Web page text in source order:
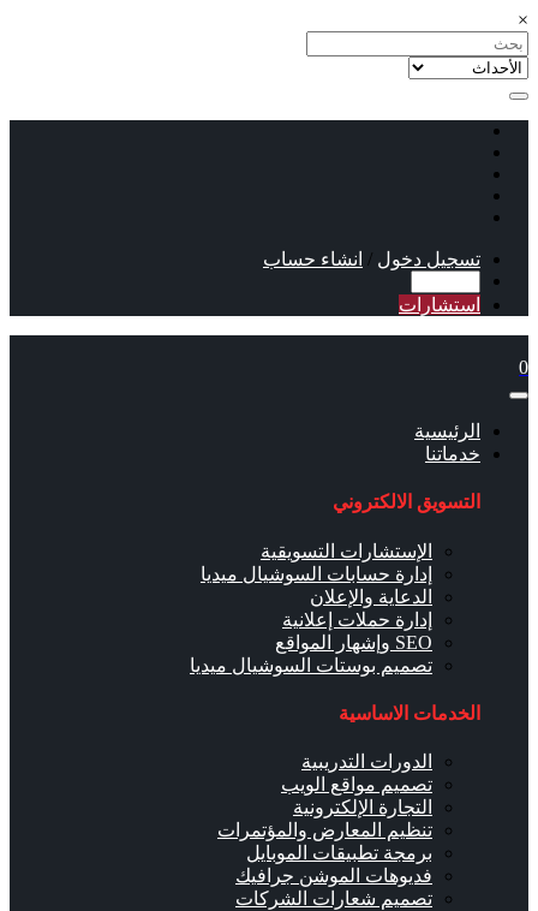
×
تسجيل دخول / انشاء حساب
استشارات
0
الرئيسية
خدماتنا
التسويق الالكتروني
الإستشارات التسويقية
إدارة حسابات السوشيال ميديا
الدعاية والإعلان
إدارة حملات إعلانية
SEO وإشهار المواقع
تصميم بوستات السوشيال ميديا
الخدمات الاساسية
الدورات التدريبية
تصميم مواقع الويب
التجارة الإلكترونية
تنظيم المعارض والمؤتمرات
برمجة تطبيقات الموبايل
فديوهات الموشن جرافيك
تصميم شعارات الشركات